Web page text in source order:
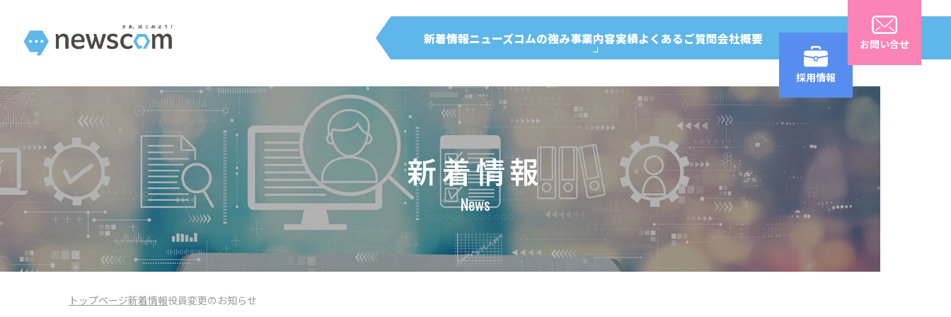
新着情報ニューズコムの強み事業内容実績よくあるご質問会社概要
採用情報
お問い合せ
新着情報
News
トップページ新着情報役員変更のお知らせ